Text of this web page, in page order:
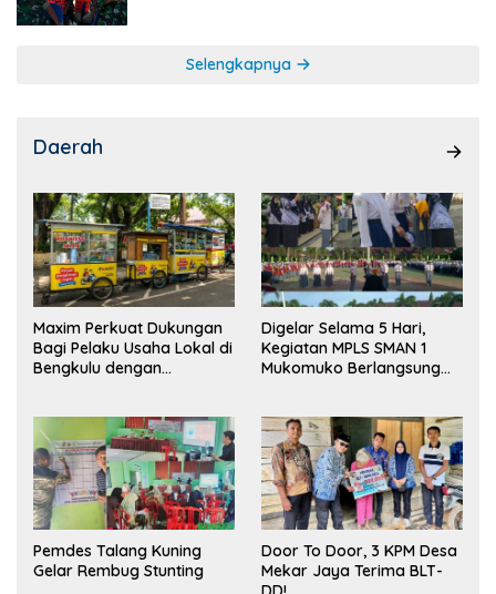
Selengkapnya
Daerah
Maxim Perkuat Dukungan
Bagi Pelaku Usaha Lokal di
Bengkulu dengan
Pasar
Digelar Selama 5 Hari,
Kegiatan MPLS SMAN 1
Mukomuko Berlangsung
Pemdes Talang Kuning
Gelar Rembug Stunting
Door To Door, 3 KPM Desa
Mekar Jaya Terima BLT-